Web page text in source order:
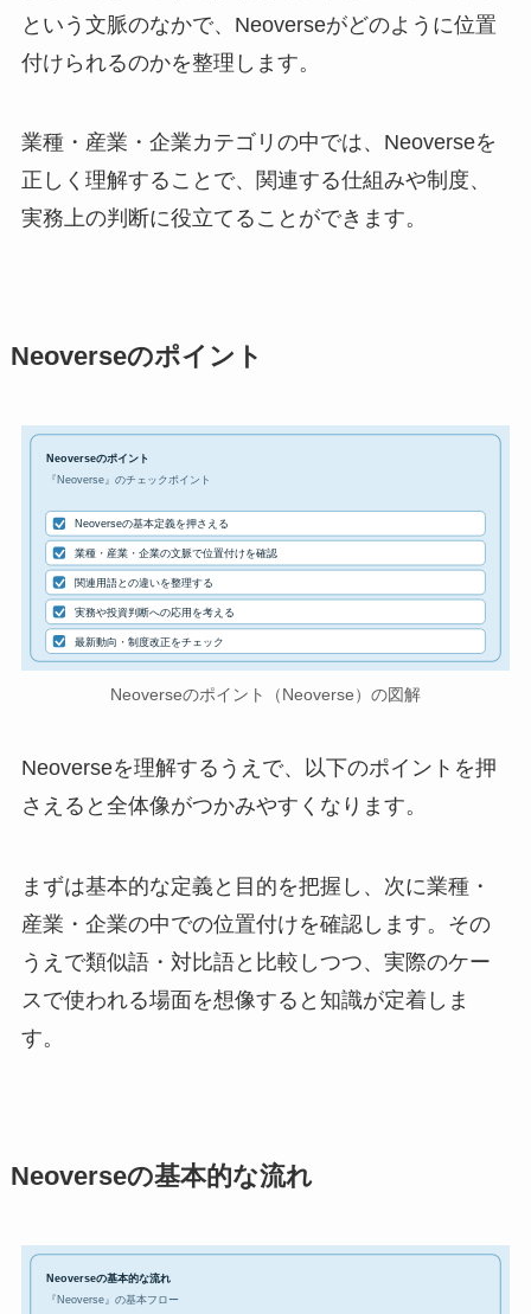
という文脈のなかで、Neoverseがどのように位置
付けられるのかを整理します。
業種・産業・企業カテゴリの中では、Neoverseを
正しく理解することで、関連する仕組みや制度、
実務上の判断に役立てることができます。
Neoverseのポイント
Neoverseのポイント
『Neoverse』のチェックポイント
Neoverseの基本定義を押さえる
業種・産業・企業の文脈で位置付けを確認
関連用語との違いを整理する
実務や投資判断への応用を考える
最新動向・制度改正をチェック
Neoverseのポイント（Neoverse）の図解
Neoverseを理解するうえで、以下のポイントを押
さえると全体像がつかみやすくなります。
まずは基本的な定義と目的を把握し、次に業種・
産業・企業の中での位置付けを確認します。その
うえで類似語・対比語と比較しつつ、実際のケー
スで使われる場面を想像すると知識が定着しま
す。
Neoverseの基本的な流れ
Neoverseの基本的な流れ
『Neoverse』の基本フロー